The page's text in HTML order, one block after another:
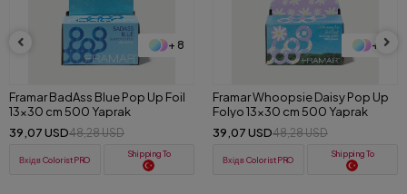
Up Foil
Framar Whoopsie Daisy Pop Up
Folyo 13x30 cm 500 Yaprak
39,07 USD
Вхід в ColoristPRO
Framar Party Animal
13x30 cm 500 Yaprak
39,07 USD
Вхід в ColoristPRO